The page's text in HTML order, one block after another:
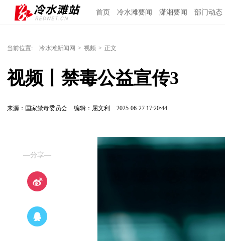
首页 冷水滩要闻 潇湘要闻 部门动态
当前位置: 冷水滩新闻网 > 视频 > 正文
视频丨禁毒公益宣传3
来源：国家禁毒委员会 编辑：屈文利 2025-06-27 17:20:44
—分享—